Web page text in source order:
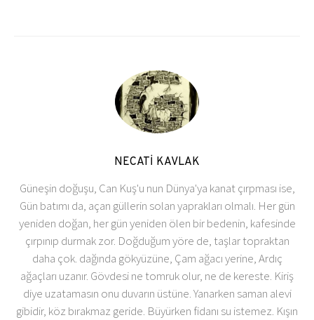
NECATİ KAVLAK
Güneşin doğuşu, Can Kuş'u nun Dünya'ya kanat çırpması ise,
Gün batımı da, açan güllerin solan yaprakları olmalı. Her gün
yeniden doğan, her gün yeniden ölen bir bedenin, kafesinde
çırpınıp durmak zor. Doğduğum yöre de, taşlar topraktan
daha çok. dağında gökyüzüne, Çam ağacı yerine, Ardıç
ağaçları uzanır. Gövdesi ne tomruk olur, ne de kereste. Kiriş
diye uzatamasın onu duvarın üstüne. Yanarken saman alevi
gibidir, köz bırakmaz geride. Büyürken fidanı su istemez. Kışın